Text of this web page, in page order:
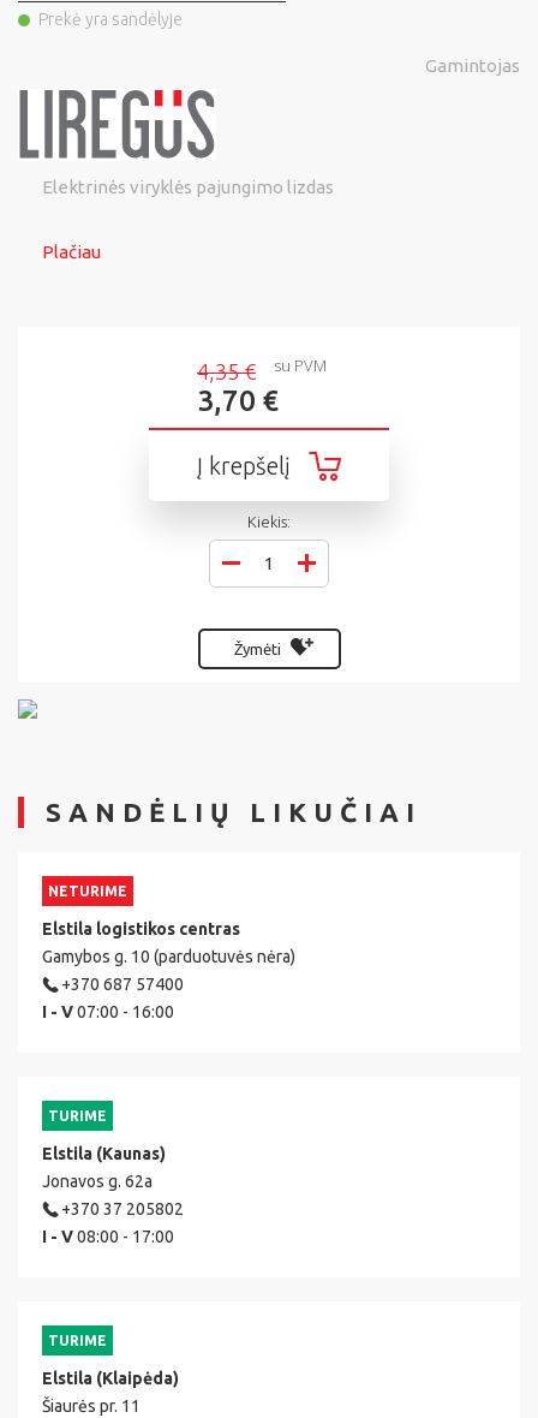
Prekė yra sandėlyje
Gamintojas
Elektrinės viryklės pajungimo lizdas
Plačiau
4,35 €
3,70 €
su PVM
Į krepšelį
Kiekis:
Žymėti
SANDĖLIŲ LIKUČIAI
NETURIME
Elstila logistikos centras
Gamybos g. 10 (parduotuvės nėra)
+370 687 57400
I - V07:00 - 16:00
TURIME
Elstila (Kaunas)
Jonavos g. 62a
+370 37 205802
I - V08:00 - 17:00
TURIME
Elstila (Klaipėda)
Šiaurės pr. 11